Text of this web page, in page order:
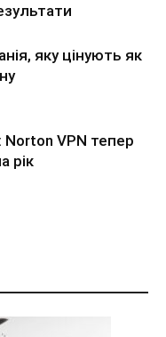
яку цінують як
Norton VPN тепер
рік